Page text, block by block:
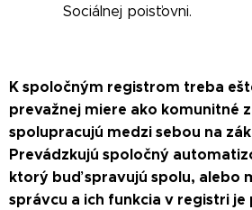
Sociálnej poisťovni.
K spoločným registrom treba
prevažnej miere ako komunitné
spolupracujú medzi sebou na
Prevádzkujú spoločný
ktorý buď spravujú spolu, alebo
správcu a ich funkcia v registri je